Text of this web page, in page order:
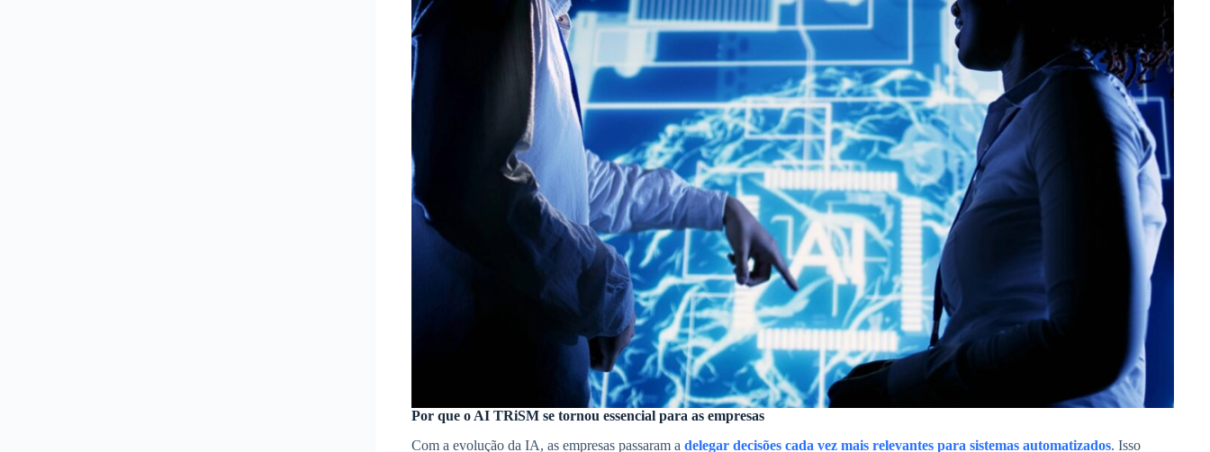
Por que o AI TRiSM se tornou essencial para as empresas
Com a evolução da IA, as empresas passaram a delegar decisões cada vez mais relevantes para sistemas automatizados. Isso